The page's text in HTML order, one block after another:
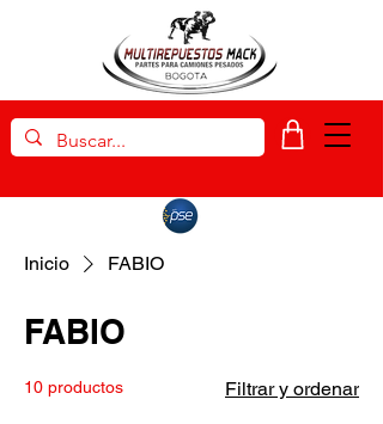
Inicio FABIO
FABIO
10 productos Filtrar y ordenar